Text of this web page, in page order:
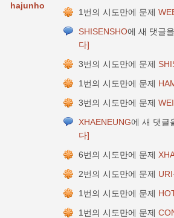
hajunho
1번의 시도만에 문제
SHISENSHO에 새 댓글
다]
3번의 시도만에 문제
1번의 시도만에 문제
3번의 시도만에 문제
XHAENEUNG에 새 댓글
다]
6번의 시도만에 문제
2번의 시도만에 문제 URI
1번의 시도만에 문제
1번의 시도만에 문제